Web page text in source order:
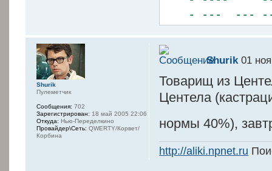
- --- --- ---
- --------
-- - -
---- ---
----- - -----
- --- ------
-----
---¦
-----
-¦--¦¦-----
Shurik 01
Товарищ из
Центела
нормы 40%),
http://aliki.npnet.ru
Shurik
Пулеметчик
Сообщения: 702
Зарегистрирован: 18 май 2005 22:06
Откуда: Нью-Переделкино
Провайдер\Сеть: QWERTY/Корвет/
Корбина